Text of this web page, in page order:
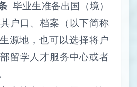
毕业生准备出国（境）
户口、档案（以下简称
源地，也可以选择将户
留学人才服务中心或者